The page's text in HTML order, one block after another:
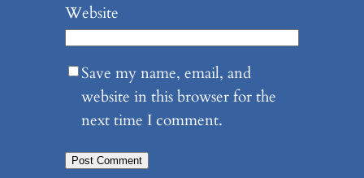
Website
Save my name, email, and
website in this browser for the
next time I comment.